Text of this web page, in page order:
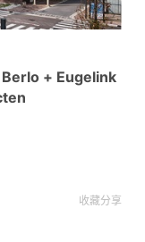
Berlo + Eugelink
收藏分享